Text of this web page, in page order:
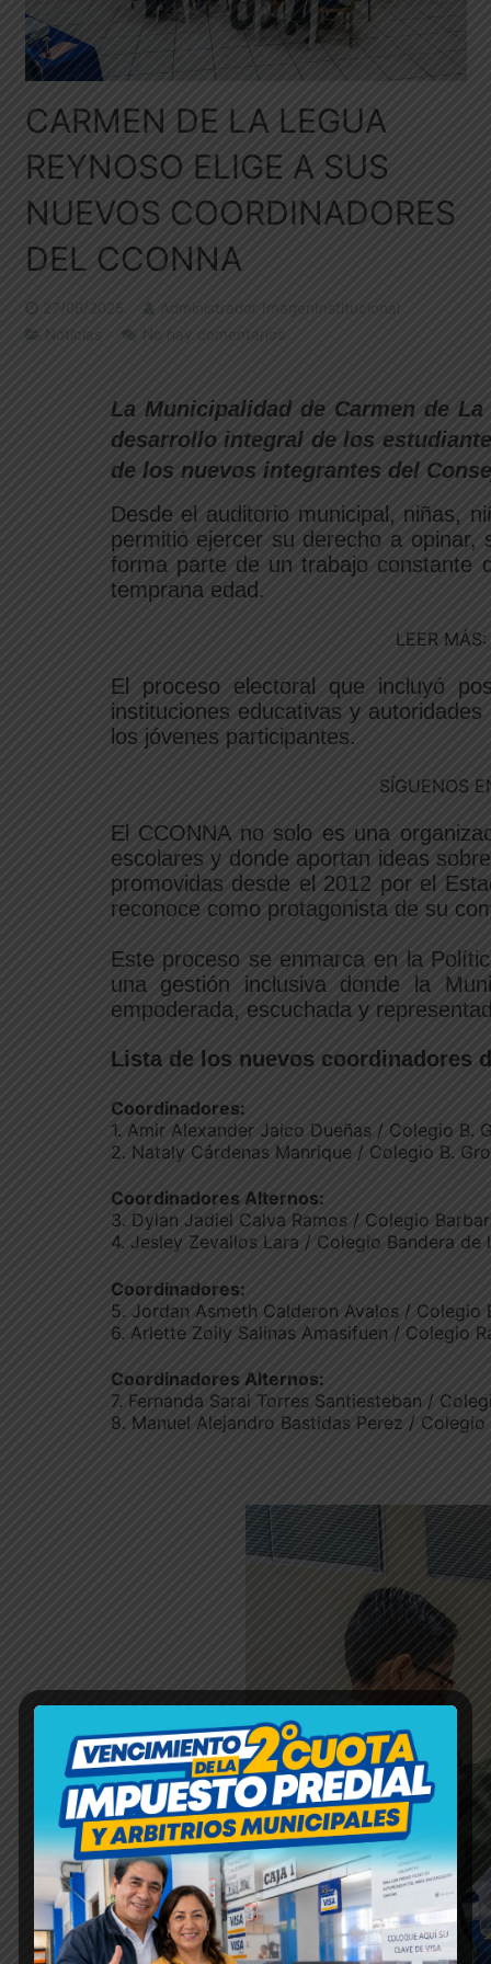
CARMEN DE LA LEGUA
REYNOSO ELIGE A SUS
NUEVOS COORDINADORES
DEL CCONNA
27/06/2025
Administrador ImagenInstitucional
Noticias
No hay comentarios
La Municipalidad de Carmen de
desarrollo integral de los
de los nuevos integrantes del
Desde el auditorio municipal, niñas,
permitió ejercer su derecho a
forma parte de un trabajo constante
temprana edad.
LEER MÁS:
El proceso electoral que incluyó
instituciones educativas y
los jóvenes participantes.
SÍGUENOS
El CCONNA no solo es una
escolares y donde aportan ideas
promovidas desde el 2012 por el
reconoce como protagonista de su
Este proceso se enmarca en la
una gestión inclusiva donde la
empoderada, escuchada y
Lista de los nuevos coordinadores
Coordinadores:
1. Amir Alexander Jaico Dueñas / Colegio B.
2. Nataly Cárdenas Manrique / Colegio B.
Coordinadores Alternos:
3. Dylan Jadiel Calva Ramos / Colegio
4. Jesley Zevallos Lara / Colegio Bandera de
Coordinadores:
5. Jordan Asmeth Calderon Avalos / Colegio
6. Arlette Zoily Salinas Amasifuen / Colegio
Coordinadores Alternos:
7. Fernanda Sarai Torres Santiesteban /
8. Manuel Alejandro Bastidas Perez / Colegio